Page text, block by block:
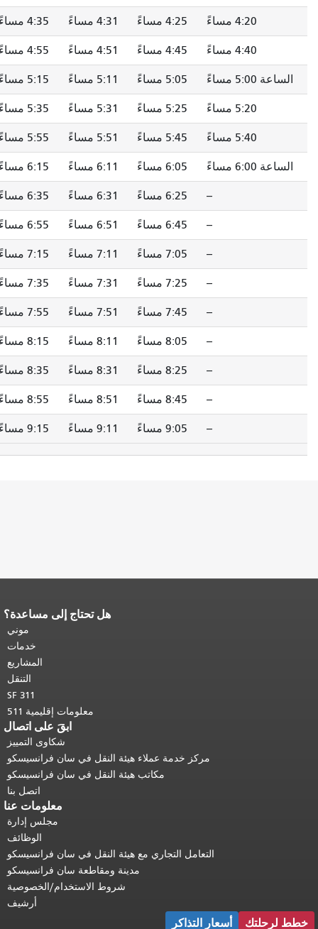
4:20 مساءً 4:25 مساءً 4:31 مساءً 4:35 مساءً
4:40 مساءً 4:45 مساءً 4:51 مساءً 4:55 مساءً
الساعة 5:00 مساءً 5:05 مساءً 5:11 مساءً 5:15 مساءً
5:20 مساءً 5:25 مساءً 5:31 مساءً 5:35 مساءً
5:40 مساءً 5:45 مساءً 5:51 مساءً 5:55 مساءً
الساعة 6:00 مساءً 6:05 مساءً 6:11 مساءً 6:15 مساءً
6:25 مساءً 6:31 مساءً 6:35 مساءً
6:45 مساءً 6:51 مساءً 6:55 مساءً
7:05 مساءً 7:11 مساءً 7:15 مساءً
7:25 مساءً 7:31 مساءً 7:35 مساءً
7:45 مساءً 7:51 مساءً 7:55 مساءً
8:05 مساءً 8:11 مساءً 8:15 مساءً
8:25 مساءً 8:31 مساءً 8:35 مساءً
8:45 مساءً 8:51 مساءً 8:55 مساءً
9:05 مساءً 9:11 مساءً 9:15 مساءً
هل تحتاج إلى مساعدة؟
موني
خدمات
المشاريع
التنقل
SF 311
معلومات إقليمية 511
ابقَ على اتصال
شكاوى التمييز
مركز خدمة عملاء هيئة النقل في سان فرانسيسكو
مكاتب هيئة النقل في سان فرانسيسكو
اتصل بنا
معلومات عنا
مجلس إدارة
الوظائف
التعامل التجاري مع هيئة النقل في سان فرانسيسكو
مدينة ومقاطعة سان فرانسيسكو
شروط الاستخدام/الخصوصية
أرشيف
خطط لرحلتك أسعار التذاكر